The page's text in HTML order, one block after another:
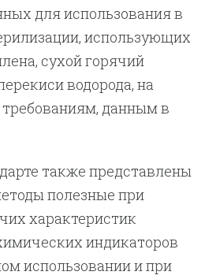
для использования в
использующих
сухой горячий
водорода, на
требованиям, данным в
также представлены
полезные при
характеристик
индикаторов
использовании и при